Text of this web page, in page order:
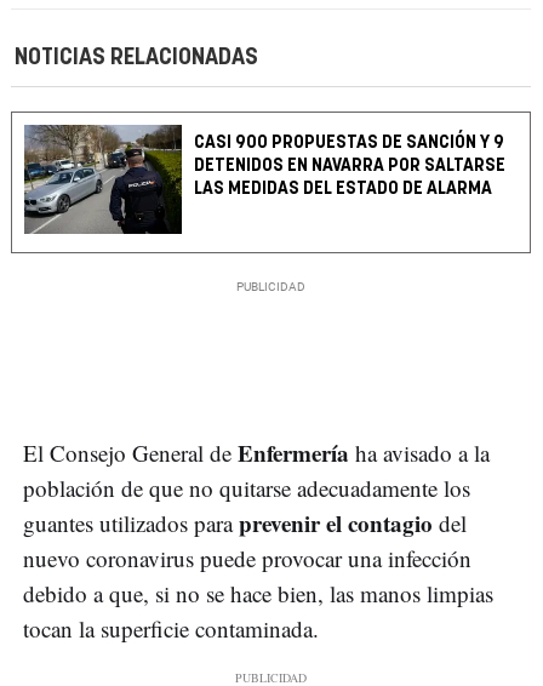
NOTICIAS RELACIONADAS
CASI 900 PROPUESTAS DE SANCIÓN Y 9
DETENIDOS EN NAVARRA POR SALTARSE
LAS MEDIDAS DEL ESTADO DE ALARMA
El Consejo General de Enfermería ha avisado a la
población de que no quitarse adecuadamente los
guantes utilizados paraprevenir el contagio del
nuevo coronavirus puede provocar una infección
debido a que, si no se hace bien, las manos limpias
tocan la superficie contaminada.